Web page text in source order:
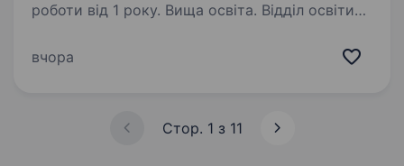
роботи від 1 року. Вища освіта. Відділ освіти
команди кандидата на вакантну посаду
ведення бухгалтерського обліку…
вчора
Стор. 1 з 11